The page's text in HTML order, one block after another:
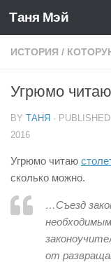
Skip to content
Таня Мэй
ИСТОРИЯ /
Угрюмо
BY ТАНЯ · PUBLISHED
2016
Угрюмо читаю
сколько можно.
…Съезд
от